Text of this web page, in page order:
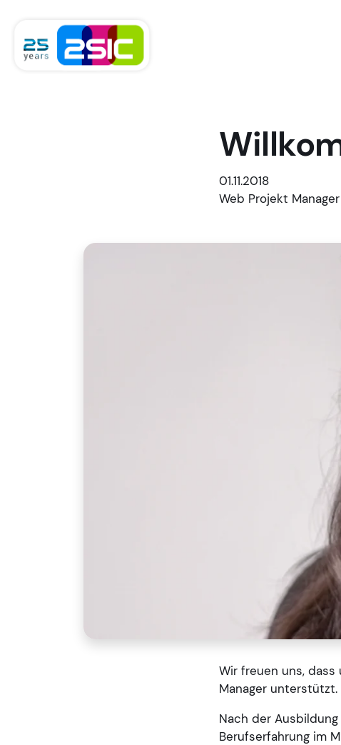
01.11.2018
Web Projekt Manager
Wir freuen uns, dass
Manager unterstützt.
Nach der
Berufserfahrung im